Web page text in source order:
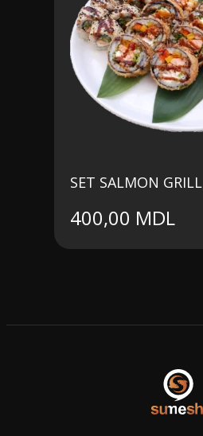
SET SALMON GRILL
400,00 MDL